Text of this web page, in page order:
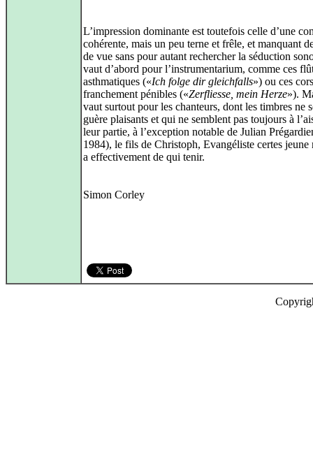
L’impression dominante est toutefois celle d’une
cohérente, mais un peu terne et frêle, et manquant
de vue sans pour autant rechercher la séduction
vaut d’abord pour l’instrumentarium, comme ces
asthmatiques («Ich folge dir gleichfalls») ou ces
franchement pénibles («Zerfliesse, mein Herze»).
vaut surtout pour les chanteurs, dont les timbres ne
guère plaisants et qui ne semblent pas toujours à
leur partie, à l’exception notable de Julian
1984), le fils de Christoph, Evangéliste certes jeune
a effectivement de qui tenir.
Simon Corley